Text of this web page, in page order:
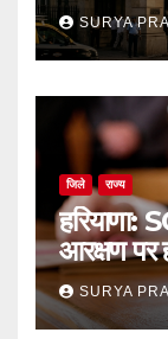
SURYA
जिले राज्य
हरियाणा:
आरक्षण पर
SURYA